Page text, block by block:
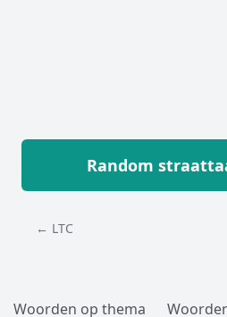
Random
← LTC
Woorden op thema